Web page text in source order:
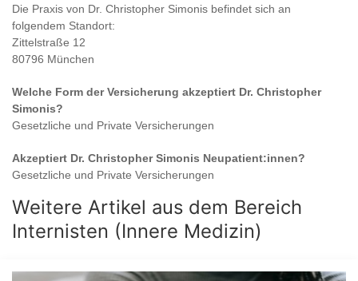
Die Praxis von Dr. Christopher Simonis befindet sich an
folgendem Standort:
Zittelstraße 12
80796 München
Welche Form der Versicherung akzeptiert Dr. Christopher
Simonis?
Gesetzliche und Private Versicherungen
Akzeptiert Dr. Christopher Simonis Neupatient:innen?
Gesetzliche und Private Versicherungen
Weitere Artikel aus dem Bereich
Internisten (Innere Medizin)